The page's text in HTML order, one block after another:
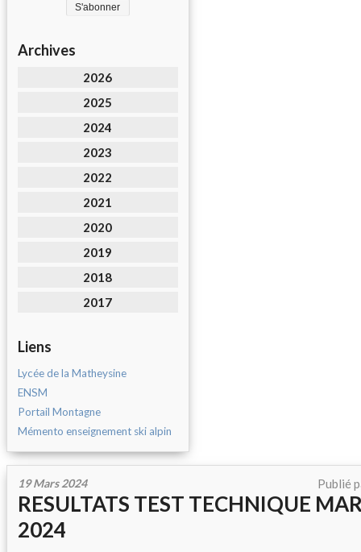
Archives
2026
2025
2024
2023
2022
2021
2020
2019
2018
2017
Liens
Lycée de la Matheysine
ENSM
Portail Montagne
Mémento enseignement ski alpin
19 Mars 2024 Publié
RESULTATS TEST TECHNIQUE
2024